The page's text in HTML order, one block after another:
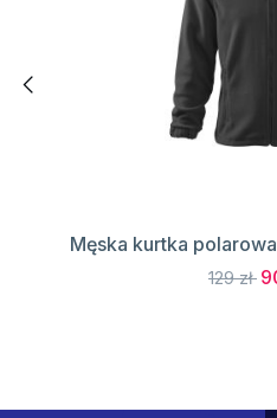
Męska kurtka
129 zł